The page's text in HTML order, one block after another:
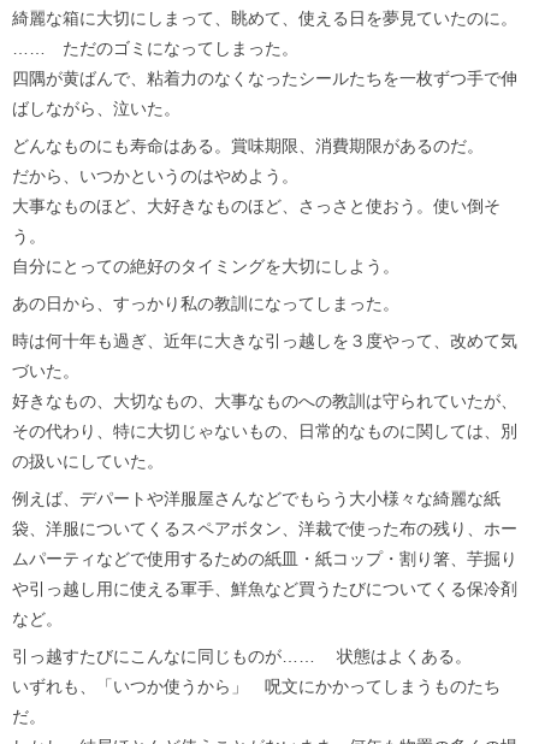
綺麗な箱に大切にしまって、眺めて、使える日を夢見ていたのに。
…… ただのゴミになってしまった。
四隅が黄ばんで、粘着力のなくなったシールたちを一枚ずつ手で伸
ばしながら、泣いた。
どんなものにも寿命はある。賞味期限、消費期限があるのだ。
だから、いつかというのはやめよう。
大事なものほど、大好きなものほど、さっさと使おう。使い倒そ
う。
自分にとっての絶好のタイミングを大切にしよう。
あの日から、すっかり私の教訓になってしまった。
時は何十年も過ぎ、近年に大きな引っ越しを３度やって、改めて気
づいた。
好きなもの、大切なもの、大事なものへの教訓は守られていたが、
その代わり、特に大切じゃないもの、日常的なものに関しては、別
の扱いにしていた。
例えば、デパートや洋服屋さんなどでもらう大小様々な綺麗な紙
袋、洋服についてくるスペアボタン、洋裁で使った布の残り、ホー
ムパーティなどで使用するための紙皿・紙コップ・割り箸、芋掘り
や引っ越し用に使える軍手、鮮魚など買うたびについてくる保冷剤
など。
引っ越すたびにこんなに同じものが…… 状態はよくある。
いずれも、「いつか使うから」 呪文にかかってしまうものたち
だ。